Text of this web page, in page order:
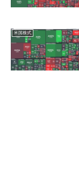
米国株式